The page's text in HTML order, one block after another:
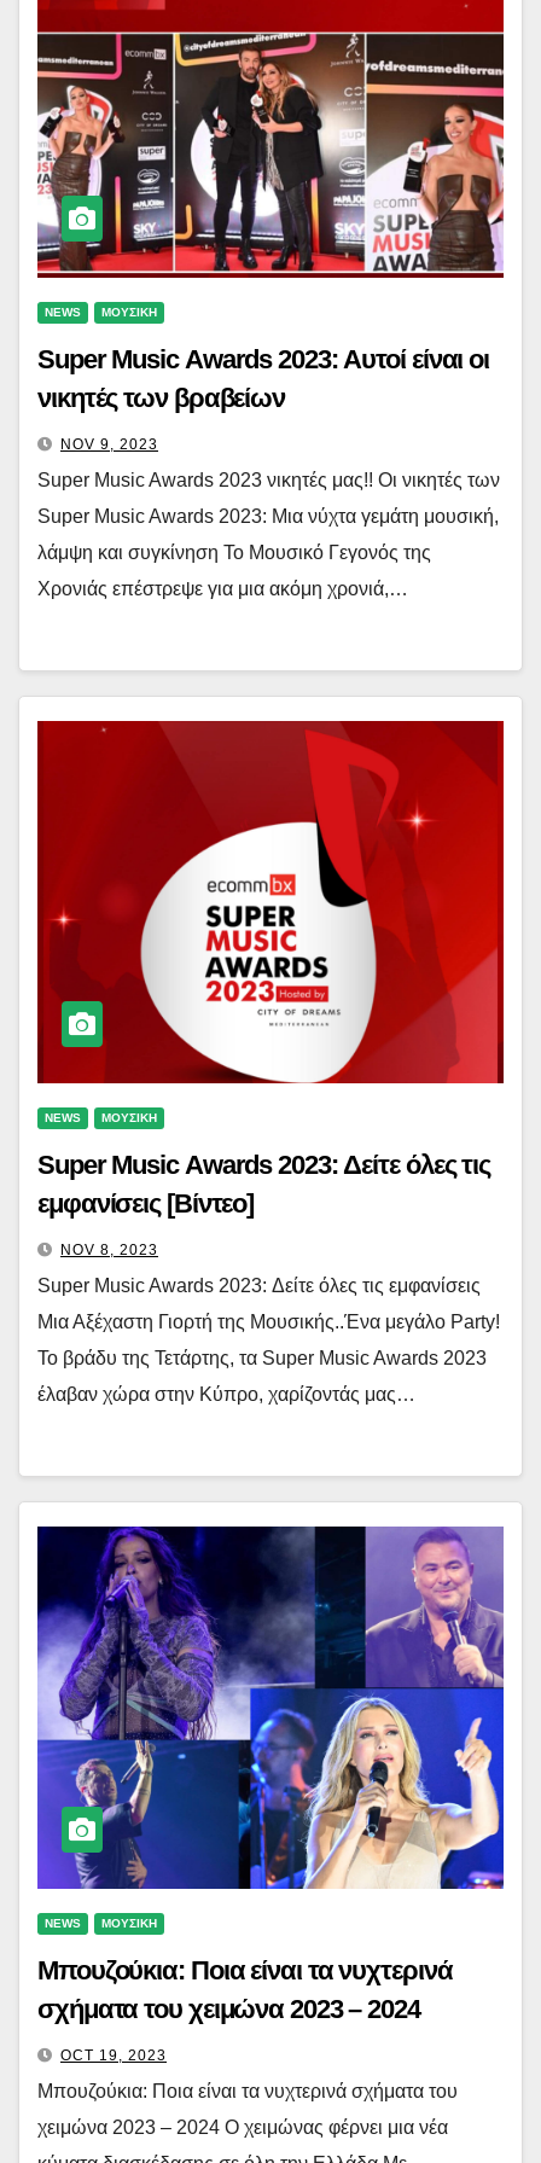
NEWS ΜΟΥΣΙΚΗ
Super Music Awards 2023: Αυτοί είναι οι
νικητές των βραβείων
NOV 9, 2023
Super Music Awards 2023 νικητές μας!! Οι νικητές των
Super Music Awards 2023: Μια νύχτα γεμάτη μουσική,
λάμψη και συγκίνηση Το Μουσικό Γεγονός της
Χρονιάς επέστρεψε για μια ακόμη χρονιά,…
NEWS ΜΟΥΣΙΚΗ
Super Music Awards 2023: Δείτε όλες τις
εμφανίσεις [Βίντεο]
NOV 8, 2023
Super Music Awards 2023: Δείτε όλες τις εμφανίσεις
Μια Αξέχαστη Γιορτή της Μουσικής..Ένα μεγάλο Party!
Το βράδυ της Τετάρτης, τα Super Music Awards 2023
έλαβαν χώρα στην Κύπρο, χαρίζοντάς μας…
NEWS ΜΟΥΣΙΚΗ
Μπουζούκια: Ποια είναι τα νυχτερινά
σχήματα του χειμώνα 2023 – 2024
OCT 19, 2023
Μπουζούκια: Ποια είναι τα νυχτερινά σχήματα του
χειμώνα 2023 – 2024 Ο χειμώνας φέρνει μια νέα